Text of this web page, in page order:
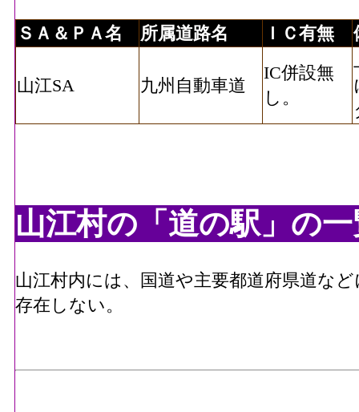
ＳＡ＆ＰＡ名 所属道路名 ＩＣ有無
山江SA 九州自動車道
IC併設無
し。
山江村の「道の駅」の
山江村内には、国道や主要都道府県道な
存在しない。